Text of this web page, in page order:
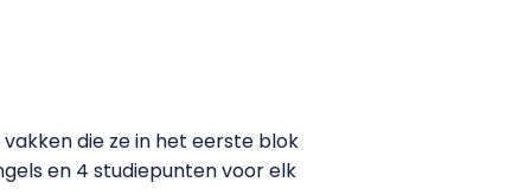
die ze in het eerste blok
en 4 studiepunten voor elk